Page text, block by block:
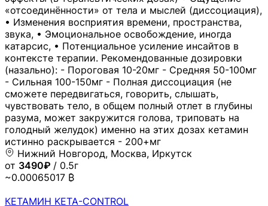
«отсоединённости» от тела и мыслей (диссоциация),
• Изменения восприятия времени, пространства,
звука, • Эмоциональное освобождение, иногда
катарсис, • Потенциальное усиление инсайтов в
контексте терапии. Рекомендованные дозировки
(назально): - Пороговая 10-20мг - Средняя 50-100мг
- Сильная 100-150мг - Полная диссоциация (не
сможете передвигаться, говорить, слышать,
чувствовать тело, в общем полный отлет в глубины
разума, может закружится голова, триповать на
голодный желудок) именно на этих дозах кетамин
истинно раскрывается - 200+мг
Нижний Новгород, Москва, Иркутск
от 3490₽ / 0.5г
~0.00065017 ₿
КЕТАМИН KETA-CONTROL